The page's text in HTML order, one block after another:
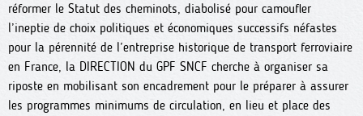
réformer le Statut des cheminots, diabolisé pour camoufler
l’ineptie de choix politiques et économiques successifs néfastes
pour la pérennité de l’entreprise historique de transport ferroviaire
en France, la DIRECTION du GPF SNCF cherche à organiser sa
riposte en mobilisant son encadrement pour le préparer à assurer
les programmes minimums de circulation, en lieu et place des